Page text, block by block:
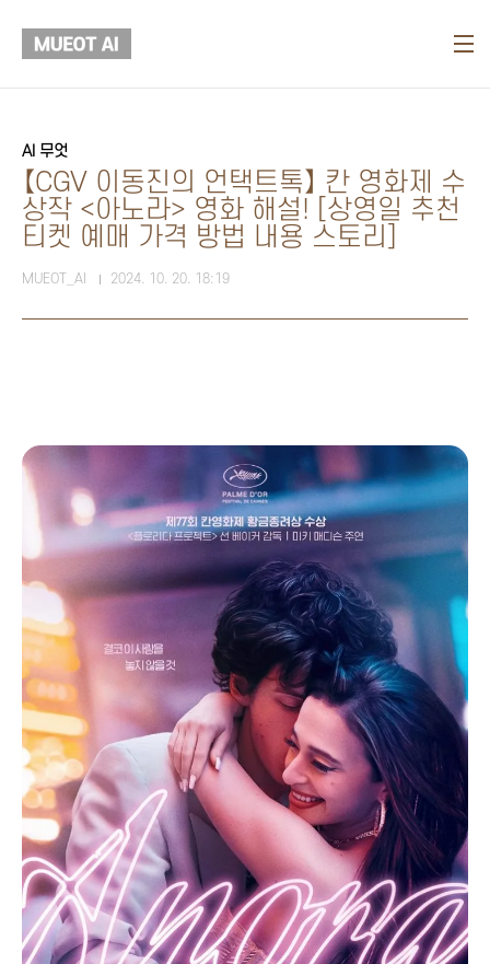
AI 무엇
【CGV 이동진의 언택트톡】 칸 영화제 수
상작 <아노라> 영화 해설! [상영일 추천
티켓 예매 가격 방법 내용 스토리]
MUEOT_AI 2024. 10. 20. 18:19